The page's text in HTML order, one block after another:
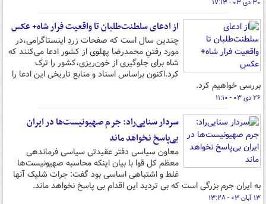
۳۰ دی ۰۳ - ۱۷:۱۳
از ادعای سلطنت‌طلبان تا واقعیت فرار شاه+ عکس
چندین سال است که صفحات زردِ اینستاگرامی،در
مورد رفتنِ محمدرضا پهلوی از کشور ادعا می‌کنند که
شاه برای جلوگیری از خون‌ریزی،کشور را ترک
کرد.اکنون براساس اسناد و منابع تاریخی این ادعا را
بررسی خواهیم کرد.
۲۶ دی ۰۳ - ۱۱:۱۰
سردار سنایی‌راد: جرم صهیونیست‌ها در ایران
بی‌پاسخ نخواهد ماند
معاون سیاسی دفتر عقیدتی سیاسی فرماندهی
معظم کل قوا با بیان اینکه محاسبه صهیونیست‌ها
غلط و اشتباهی اساسی بود گفت: جرات شلیک آنها
به ایران جرم بزرگی است که بی تردید این اقدام بی پاسخ نخواهد ماند.
۱۳ آبان ۰۳ - ۱۳:۲۸